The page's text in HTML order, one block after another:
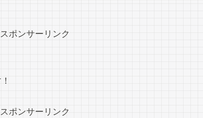
スポンサーリンク
スポンサーリンク